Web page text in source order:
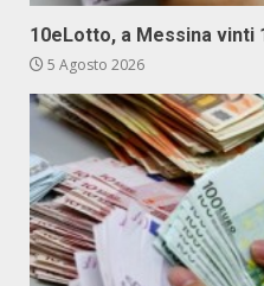
10eLotto, a Messina vinti
5 Agosto 2026